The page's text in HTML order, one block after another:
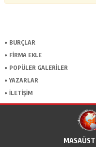
BURÇLAR
FİRMA EKLE
POPÜLER GALERİLER
YAZARLAR
İLETİŞİM